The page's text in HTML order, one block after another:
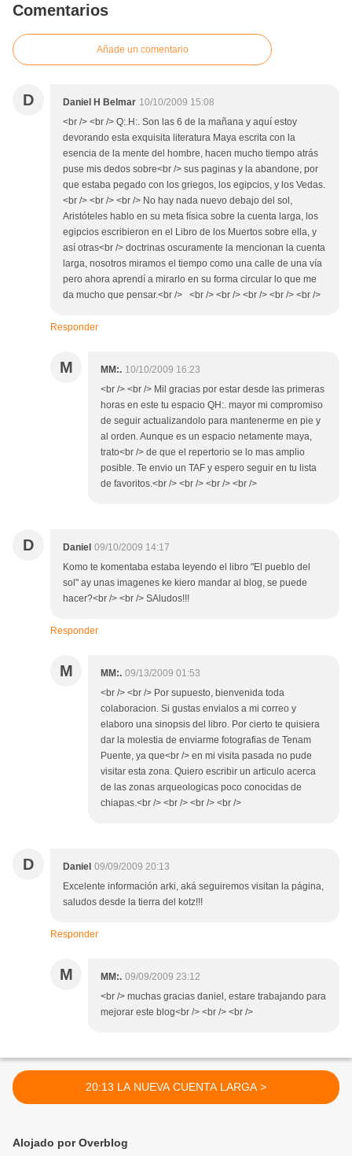
Comentarios
Añade un comentario
D Daniel H Belmar 10/10/2009 15:08
<br /> <br /> Q:.H:. Son las 6 de la mañana y aquí estoy
devorando esta exquisita literatura Maya escrita con la
esencia de la mente del hombre, hacen mucho tiempo atrás
puse mis dedos sobre<br /> sus paginas y la abandone, por
que estaba pegado con los griegos, los egipcios, y los Vedas.
<br /> <br /> <br /> No hay nada nuevo debajo del sol,
Aristóteles hablo en su meta física sobre la cuenta larga, los
egipcios escribieron en el Libro de los Muertos sobre ella, y
así otras<br /> doctrinas oscuramente la mencionan la cuenta
larga, nosotros miramos el tiempo como una calle de una vía
pero ahora aprendí a mirarlo en su forma circular lo que me
da mucho que pensar.<br /> <br /> <br /> <br /> <br /> <br />
Responder
M MM:. 10/10/2009 16:23
<br /> <br /> Mil gracias por estar desde las primeras
horas en este tu espacio QH:. mayor mi compromiso
de seguir actualizandolo para mantenerme en pie y
al orden. Aunque es un espacio netamente maya,
trato<br /> de que el repertorio se lo mas amplio
posible. Te envio un TAF y espero seguir en tu lista
de favoritos.<br /> <br /> <br /> <br />
D Daniel 09/10/2009 14:17
Komo te komentaba estaba leyendo el libro "El pueblo del
sol" ay unas imagenes ke kiero mandar al blog, se puede
hacer?<br /> <br /> SAludos!!!
Responder
M MM:. 09/13/2009 01:53
<br /> <br /> Por supuesto, bienvenida toda
colaboracion. Si gustas envialos a mi correo y
elaboro una sinopsis del libro. Por cierto te quisiera
dar la molestia de enviarme fotografias de Tenam
Puente, ya que<br /> en mi visita pasada no pude
visitar esta zona. Quiero escribir un articulo acerca
de las zonas arqueologicas poco conocidas de
chiapas.<br /> <br /> <br /> <br />
D Daniel 09/09/2009 20:13
Excelente información arki, aká seguiremos visitan la página,
saludos desde la tierra del kotz!!!
Responder
M MM:. 09/09/2009 23:12
<br /> muchas gracias daniel, estare trabajando para
mejorar este blog<br /> <br /> <br />
20:13 LA NUEVA CUENTA LARGA >
Alojado por Overblog